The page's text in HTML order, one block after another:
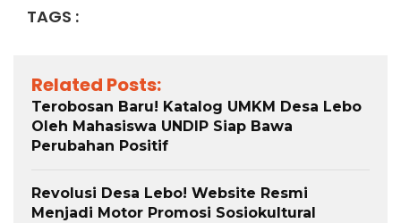
TAGS :
Related Posts:
Terobosan Baru! Katalog UMKM Desa Lebo
Oleh Mahasiswa UNDIP Siap Bawa
Perubahan Positif
Revolusi Desa Lebo! Website Resmi
Menjadi Motor Promosi Sosiokultural